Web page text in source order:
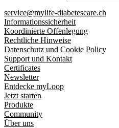
service@mylife-diabetescare.ch
Informationssicherheit
Koordinierte Offenlegung
Rechtliche Hinweise
Datenschutz und Cookie Policy
Support und Kontakt
Certificates
Newsletter
Entdecke myLoop
Jetzt starten
Produkte
Community
Über uns